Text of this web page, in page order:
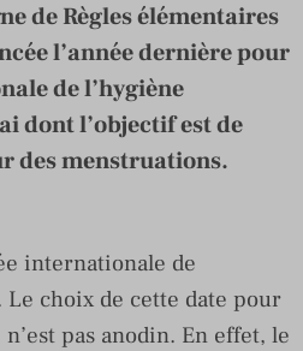
de Règles élémentaires
l’année dernière pour
de l’hygiène
dont l’objectif est de
des menstruations.
internationale de
choix de cette date pour
pas anodin. En effet, le